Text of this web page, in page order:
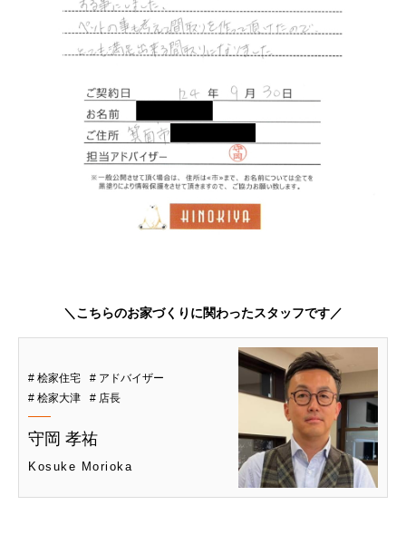
＼こちらのお家づくりに関わったスタッフです／
# 桧家住宅
# アドバイザー
# 桧家大津
# 店長
守岡 孝祐
Kosuke Morioka